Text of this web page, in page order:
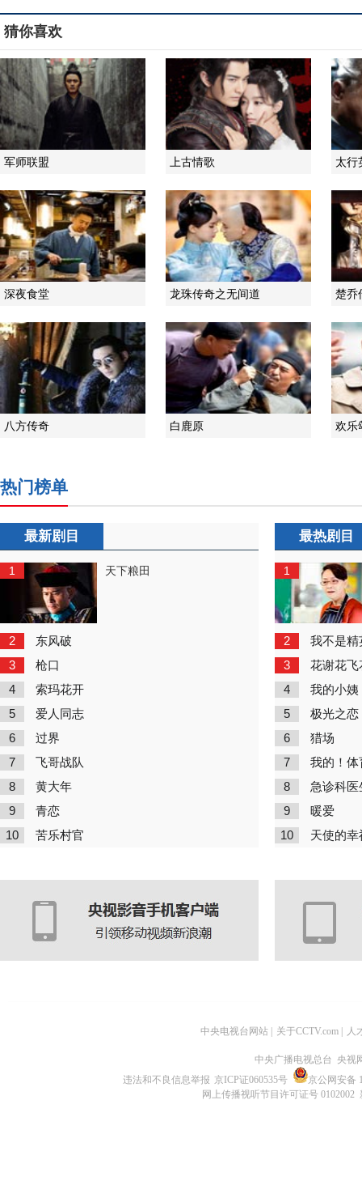
猜你喜欢
军师联盟 上古情歌 太行
深夜食堂 龙珠传奇之无间道 楚乔
八方传奇 白鹿原 欢乐
热门榜单
最新剧目
1 天下粮田
2 东风破
3 枪口
4 索玛花开
5 爱人同志
6 过界
7 飞哥战队
8 黄大年
9 青恋
10 苦乐村官
最热剧目
1
2 我不是精
3 花谢花飞
4 我的小姨
5 极光之恋
6 猎场
7 我的！体
8 急诊科医
9 暖爱
10 天使的幸
中央电视台网站 关于CCTV.com 人
中央广播电视总台 央视
违法和不良信息举报 京ICP证060535号
京公网安备
网上传播视听节目许可证号 0102002